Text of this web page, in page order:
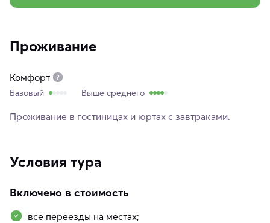
Проживание
Комфорт
Базовый Выше среднего
Проживание в гостиницах и юртах с завтраками.
Условия тура
Включено в стоимость
все переезды на местах;